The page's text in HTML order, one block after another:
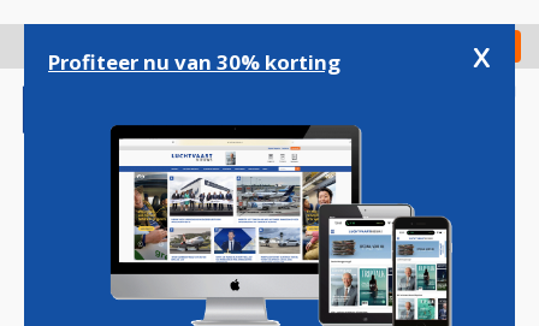
gaan
Check in
Magazine Podcasts Vacatures
Profiteer nu van 30% korting x